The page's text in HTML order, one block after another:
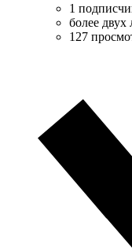
1
более двух
127